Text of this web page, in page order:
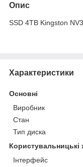
Опис
SSD 4TB Kingston
Характеристики
Основні
Виробник
Стан
Тип диска
Користувальницькі
Інтерфейс